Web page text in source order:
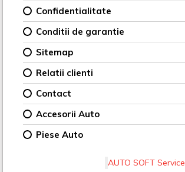
Confidentialitate
Conditii de garantie
Sitemap
Relatii clienti
Contact
Accesorii Auto
Piese Auto
AUTO SOFT Service